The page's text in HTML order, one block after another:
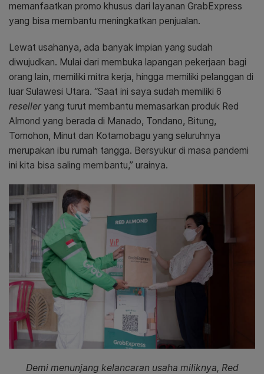
memanfaatkan promo khusus dari layanan GrabExpress
yang bisa membantu meningkatkan penjualan.
Lewat usahanya, ada banyak impian yang sudah
diwujudkan. Mulai dari membuka lapangan pekerjaan bagi
orang lain, memiliki mitra kerja, hingga memiliki pelanggan di
luar Sulawesi Utara. “Saat ini saya sudah memiliki 6
reseller yang turut membantu memasarkan produk Red
Almond yang berada di Manado, Tondano, Bitung,
Tomohon, Minut dan Kotamobagu yang seluruhnya
merupakan ibu rumah tangga. Bersyukur di masa pandemi
ini kita bisa saling membantu,” urainya.
Demi menunjang kelancaran usaha miliknya, Red